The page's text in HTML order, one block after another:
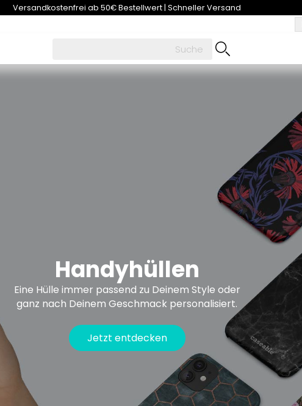
Versandkostenfrei ab 50€ Bestellwert | Schneller Versand
Handyhüllen
Eine Hülle immer passend zu Deinem Style oder
ganz nach Deinem Geschmack personalisiert.
Jetzt entdecken